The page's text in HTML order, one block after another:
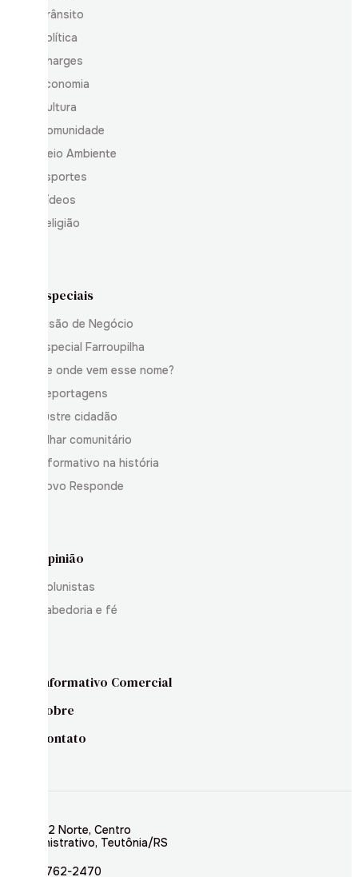
Trânsito
Política
Charges
Economia
Cultura
Comunidade
Meio Ambiente
Esportes
Vídeos
Religião
Especiais
Visão de Negócio
Especial Farroupilha
De onde vem esse nome?
Reportagens
Ilustre cidadão
Olhar comunitário
Informativo na história
Povo Responde
Opinião
Colunistas
Sabedoria e fé
Informativo Comercial
Sobre
Contato
Rua 02 Norte, Centro
Administrativo, Teutônia/RS
(51) 3762-2470